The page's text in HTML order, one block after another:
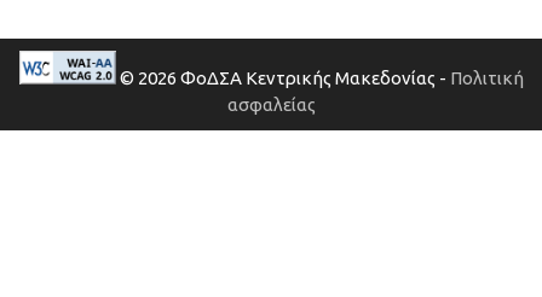
© 2026 ΦοΔΣΑ Κεντρικής Μακεδονίας - Πολιτική
ασφαλείας